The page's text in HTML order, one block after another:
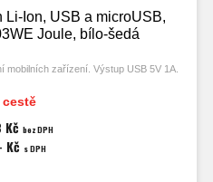
Li-Ion, USB a microUSB,
Joule, bílo-šedá
mobilních zařízení. Výstup USB 5V 1A.
- microUSB 30cm.
30x22x90 mm. Váha 73 g.
cestě
Kč bez DPH
Kč s DPH